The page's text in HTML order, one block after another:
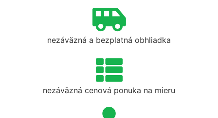
nezáväzná a bezplatná obhliadka
nezáväzná cenová ponuka na mieru